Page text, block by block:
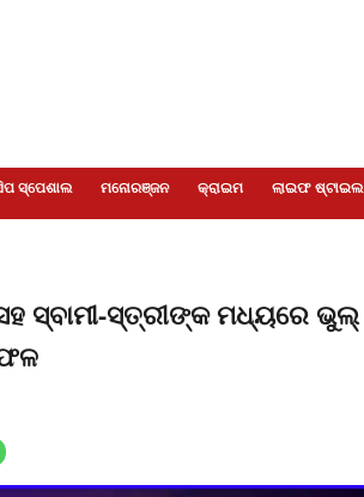
ସ୍ପେଶାଲ ମନୋରଞ୍ଜନ କ୍ରାଇମ ଲାଇଫ ଷ୍ଟାଇଲ
ସ୍ବାମୀ-ସ୍ତ୍ରୀଙ୍କ ମଧ୍ୟରେ ଭୁଲ୍‌